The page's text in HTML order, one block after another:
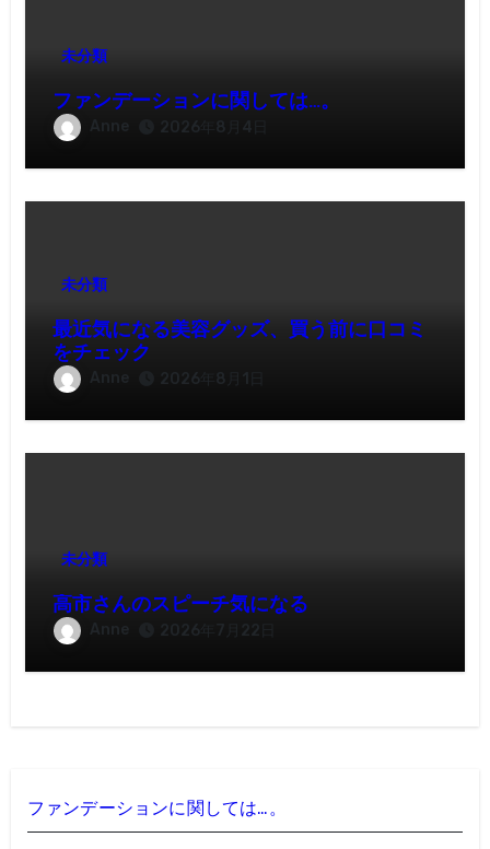
未分類
ファンデーションに関しては…。
Anne 2026年8月4日
未分類
最近気になる美容グッズ、買う前に口コミ
をチェック
Anne 2026年8月1日
未分類
高市さんのスピーチ気になる
Anne 2026年7月22日
ファンデーションに関しては…。